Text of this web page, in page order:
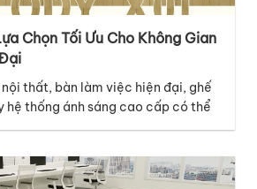
Chọn Tối Ưu Cho Không Gian
thất, bàn làm việc hiện đại, ghế
hệ thống ánh sáng cao cấp có thể
nổi bật, nhưng lớp nền dưới chân
bộ sưu tập…